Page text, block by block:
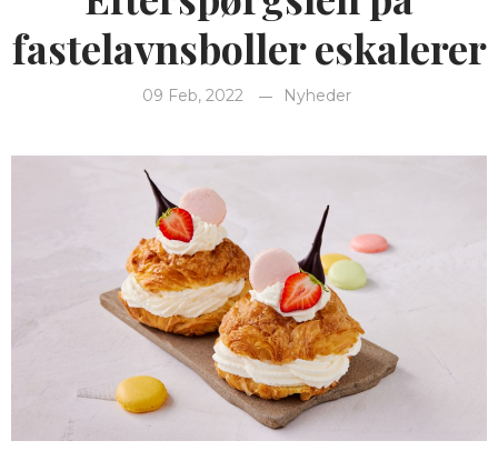
fastelavnsboller eskalerer
09 Feb, 2022 Nyheder